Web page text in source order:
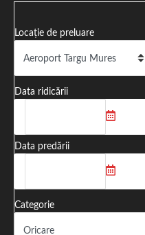
flotă modernă și prețuri
Locație de preluare
Data ridicării
Data predării
Categorie